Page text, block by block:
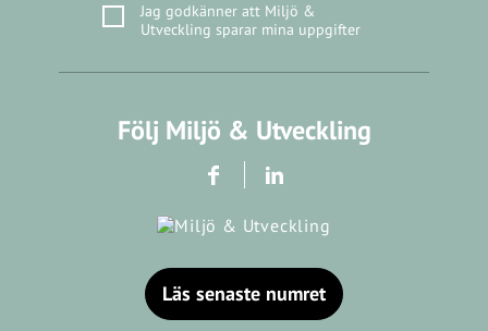
Jag godkänner att Miljö &
Utveckling sparar mina uppgifter
Följ Miljö & Utveckling
Läs senaste numret